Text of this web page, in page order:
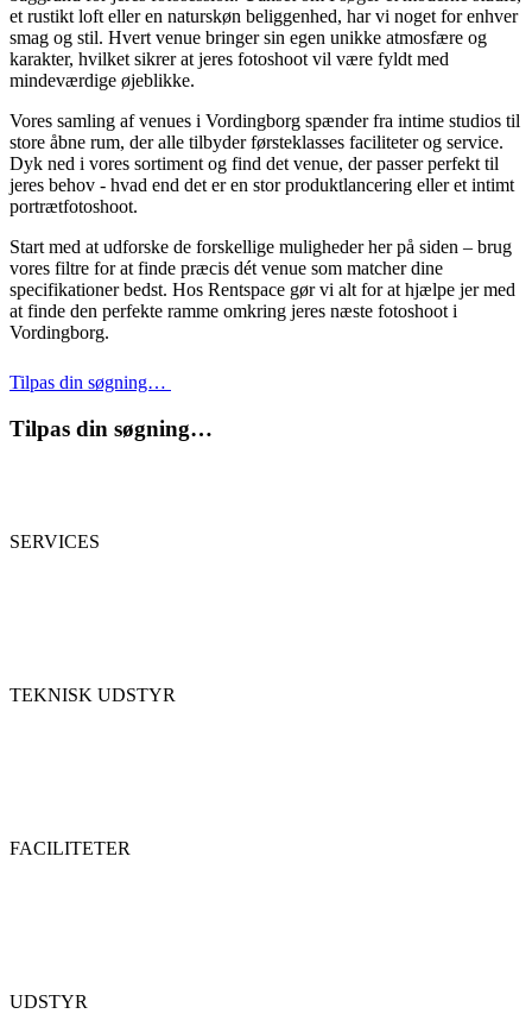
et rustikt loft eller en naturskøn beliggenhed, har vi noget for enhver
smag og stil. Hvert venue bringer sin egen unikke atmosfære og
karakter, hvilket sikrer at jeres fotoshoot vil være fyldt med
mindeværdige øjeblikke.
Vores samling af venues i Vordingborg spænder fra intime studios til
store åbne rum, der alle tilbyder førsteklasses faciliteter og service.
Dyk ned i vores sortiment og find det venue, der passer perfekt til
jeres behov - hvad end det er en stor produktlancering eller et intimt
portrætfotoshoot.
Start med at udforske de forskellige muligheder her på siden – brug
vores filtre for at finde præcis dét venue som matcher dine
specifikationer bedst. Hos Rentspace gør vi alt for at hjælpe jer med
at finde den perfekte ramme omkring jeres næste fotoshoot i
Vordingborg.
Tilpas din søgning…
Tilpas din søgning…
SERVICES
TEKNISK UDSTYR
FACILITETER
UDSTYR